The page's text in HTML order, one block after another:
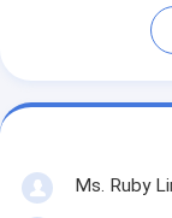
Ms. Ruby